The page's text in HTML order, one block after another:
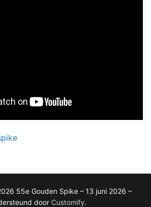
55e Gouden Spike – 13 juni 2026 –
door Customify.